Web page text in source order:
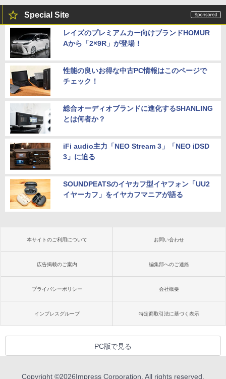
エントリーで最大10倍！充実機能ノート
パソコン テンキー/DVD/WEBカメラ内蔵
第8世代Core i3/i5 Core i7 最大メモリ16
カー15.6型 DVD内蔵 15.6インチ HDMI P
olaris Office搭載 最新MicrosoftOffice2
024可 Windows11 長期保証 中古PC
￥29,800
Special Site
レイズのプレミアムカー向けブランドHOMUR
Aから「2×9R」が登場！
性能の良いお得な中古PC情報はこのページで
チェック！
総合オーディオブランドに進化するSHANLING
とは何者か？
iFi audio主力「NEO Stream 3」「NEO iDSD
3」に迫る
SOUNDPEATSのイヤカフ型イヤフォン「UU2
イヤーカフ」をイヤカフマニアが語る
本サイトのご利用について お問い合わせ
広告掲載のご案内 編集部へのご連絡
プライバシーポリシー 会社概要
インプレスグループ 特定商取引法に基づく表示
PC版で見る
Copyright ©2026Impress Corporation. All rights reserved.